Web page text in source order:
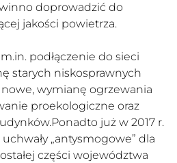
doprowadzić do
jakości powietrza.
podłączenie do sieci
starych niskosprawnych
wymianę ogrzewania
proekologiczne oraz
już w 2017 r.
„antysmogowe” dla
części województwa